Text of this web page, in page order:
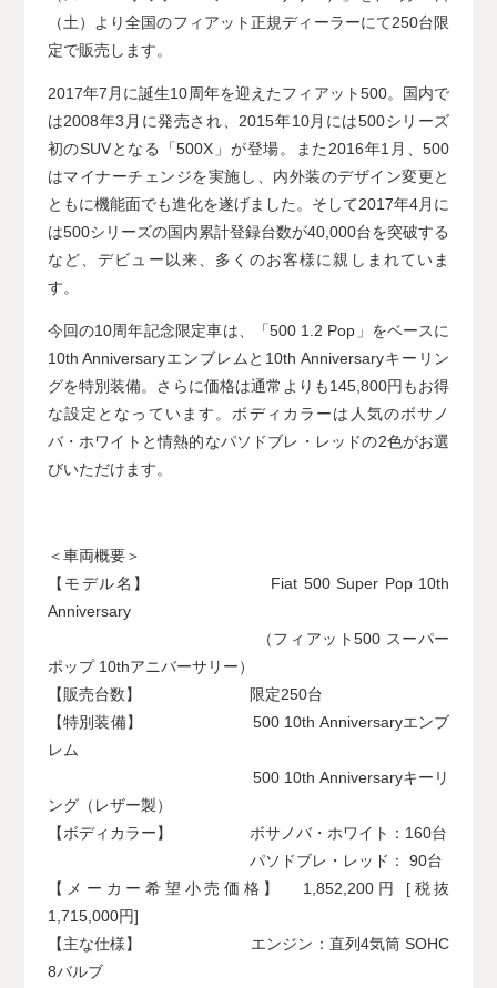
（土）より全国のフィアット正規ディーラーにて250台限
定で販売します。
2017年7月に誕生10周年を迎えたフィアット500。国内で
は2008年3月に発売され、2015年10月には500シリーズ
初のSUVとなる「500X」が登場。また2016年1月、500
はマイナーチェンジを実施し、内外装のデザイン変更と
ともに機能面でも進化を遂げました。そして2017年4月に
は500シリーズの国内累計登録台数が40,000台を突破する
など、デビュー以来、多くのお客様に親しまれていま
す。
今回の10周年記念限定車は、「500 1.2 Pop」をベースに
10th Anniversaryエンブレムと10th Anniversaryキーリン
グを特別装備。さらに価格は通常よりも145,800円もお得
な設定となっています。ボディカラーは人気のボサノ
バ・ホワイトと情熱的なパソドブレ・レッドの2色がお選
びいただけます。
＜車両概要＞
【モデル名】 Fiat 500 Super Pop 10th
Anniversary
（フィアット500 スーパー
ポップ 10thアニバーサリー）
【販売台数】 限定250台
【特別装備】 500 10th Anniversaryエンブ
レム
500 10th Anniversaryキーリ
ング（レザー製）
【ボディカラー】 ボサノバ・ホワイト：160台
パソドブレ・レッド： 90台
【メーカー希望小売価格】 1,852,200円 [税抜
1,715,000円]
【主な仕様】 エンジン：直列4気筒 SOHC
8バルブ